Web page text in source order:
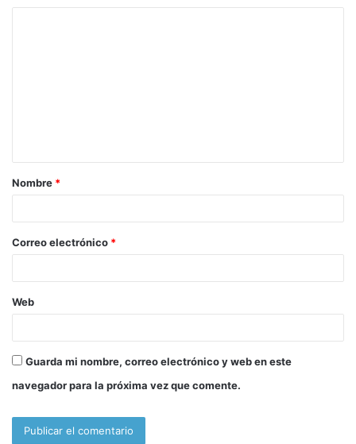
a
r
*
Nombre *
Correo electrónico *
Web
Guarda mi nombre, correo electrónico y web en este
navegador para la próxima vez que comente.